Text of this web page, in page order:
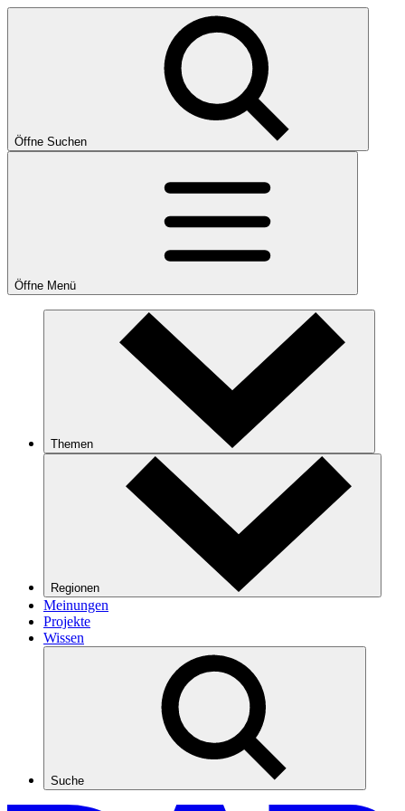
Öffne Suchen
Öffne Menü
Themen
Regionen
Meinungen
Projekte
Wissen
Suche